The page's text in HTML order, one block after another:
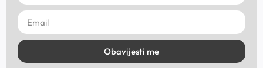
Obavijesti me